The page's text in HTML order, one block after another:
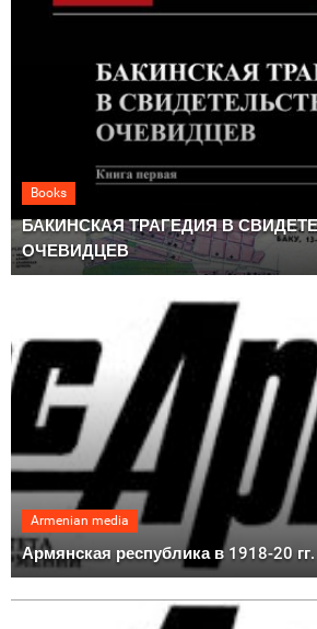
Books
БАКИНСКАЯ ТРАГЕДИЯ В
ОЧЕВИДЦЕВ
Armenian media
Армянская республика в 1918-20 гг.